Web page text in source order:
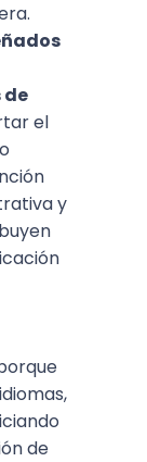
el
y
de